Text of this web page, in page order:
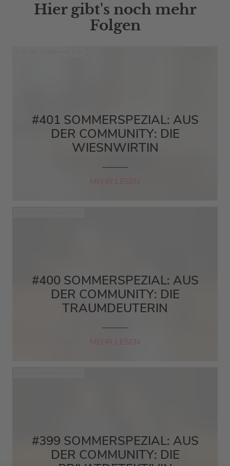
Hier gibt's noch mehr
Folgen
#401 SOMMERSPEZIAL: AUS
DER COMMUNITY: DIE
WIESNWIRTIN
MEHR LESEN
#400 SOMMERSPEZIAL: AUS
DER COMMUNITY: DIE
TRAUMDEUTERIN
MEHR LESEN
#399 SOMMERSPEZIAL: AUS
DER COMMUNITY: DIE